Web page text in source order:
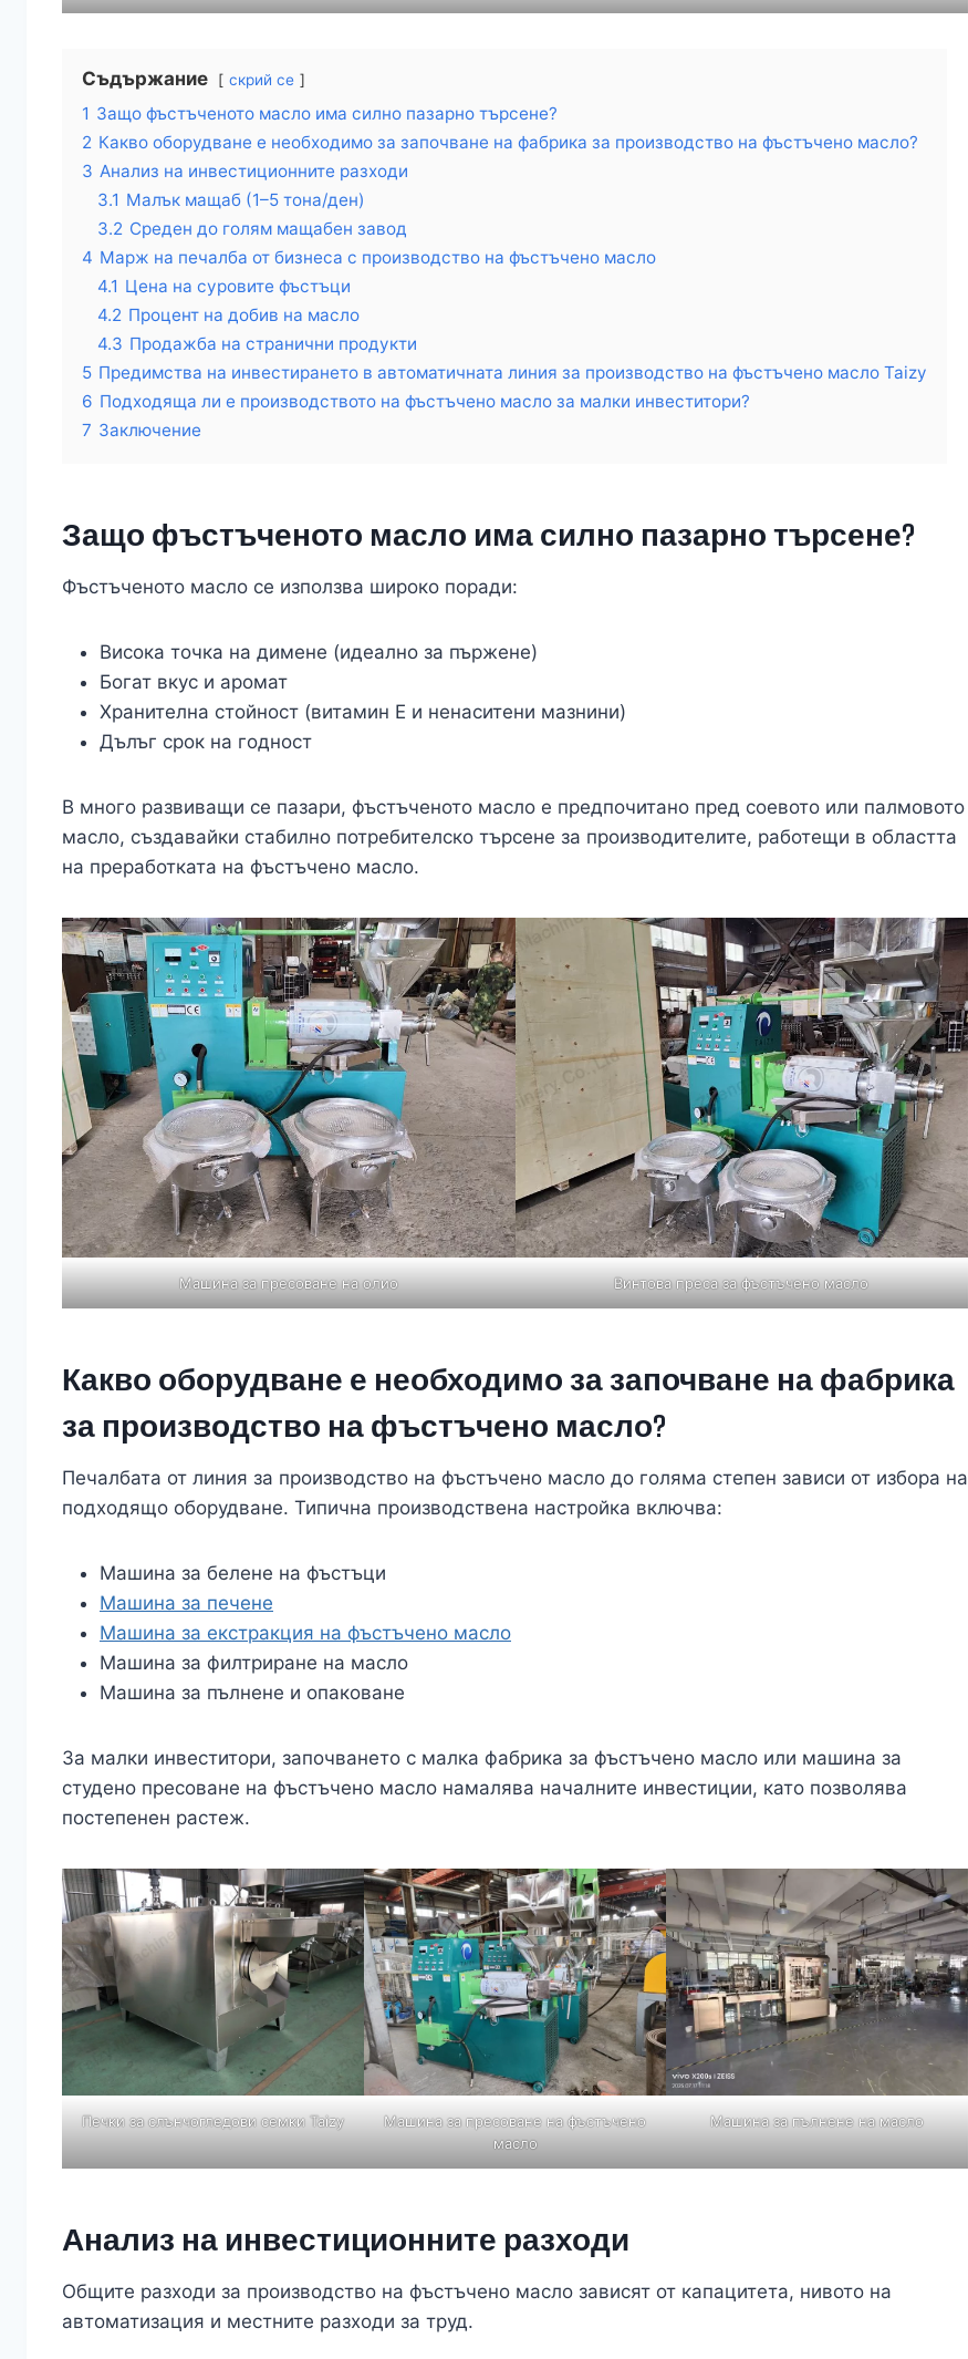
Съдържание скрий се
1 Защо фъстъченото масло има силно пазарно търсене?
2 Какво оборудване е необходимо за започване на фабрика за производство на фъстъчено масло?
3 Анализ на инвестиционните разходи
3.1 Малък мащаб (1–5 тона/ден)
3.2 Среден до голям мащабен завод
4 Марж на печалба от бизнеса с производство на фъстъчено масло
4.1 Цена на суровите фъстъци
4.2 Процент на добив на масло
4.3 Продажба на странични продукти
5 Предимства на инвестирането в автоматичната линия за производство на фъстъчено масло Taizy
6 Подходяща ли е производството на фъстъчено масло за малки инвеститори?
7 Заключение
Защо фъстъченото масло има силно пазарно търсене?
Фъстъченото масло се използва широко поради:
Висока точка на димене (идеално за пържене)
Богат вкус и аромат
Хранителна стойност (витамин Е и ненаситени мазнини)
Дълъг срок на годност
В много развиващи се пазари, фъстъченото масло е предпочитано пред соевото или палмовото
масло, създавайки стабилно потребителско търсене за производителите, работещи в областта
на преработката на фъстъчено масло.
Машина за пресоване на олио Винтова преса за фъстъчено масло
Какво оборудване е необходимо за започване на фабрика
за производство на фъстъчено масло?
Печалбата от линия за производство на фъстъчено масло до голяма степен зависи от избора на
подходящо оборудване. Типична производствена настройка включва:
Машина за белене на фъстъци
Машина за печене
Машина за екстракция на фъстъчено масло
Машина за филтриране на масло
Машина за пълнене и опаковане
За малки инвеститори, започването с малка фабрика за фъстъчено масло или машина за
студено пресоване на фъстъчено масло намалява началните инвестиции, като позволява
постепенен растеж.
Печки за слънчогледови семки Taizy
Машина за пресоване на фъстъчено
масло
Машина за пълнене на масло
Анализ на инвестиционните разходи
Общите разходи за производство на фъстъчено масло зависят от капацитета, нивото на
автоматизация и местните разходи за труд.